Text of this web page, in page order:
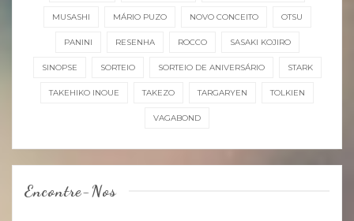
MUSASHI MÁRIO PUZO NOVO CONCEITO OTSU
PANINI RESENHA ROCCO SASAKI KOJIRO
SINOPSE SORTEIO SORTEIO DE ANIVERSÁRIO STARK
TAKEHIKO INOUE TAKEZO TARGARYEN TOLKIEN
VAGABOND
Encontre-Nos